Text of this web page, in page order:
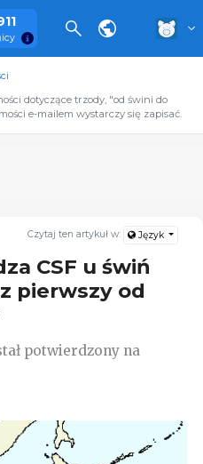
dotyczące trzody, "od świni do
e-mailem wystarczy się zapisać.
Czytaj ten artykuł w: Język
CSF u świń
pierwszy od
potwierdzony na